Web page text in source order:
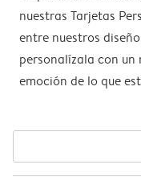
nuestras Tarjetas
entre nuestros
personalízala con un
emoción de lo que